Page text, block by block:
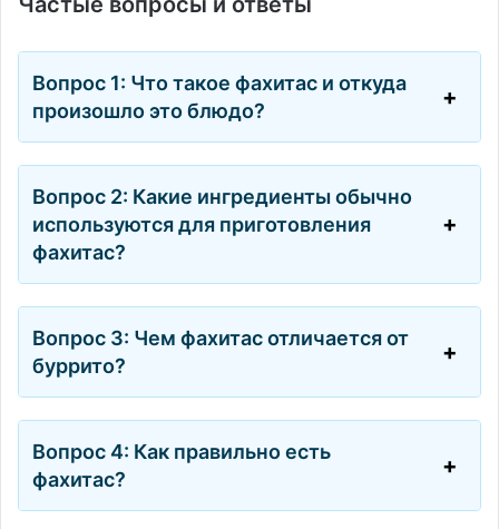
Вопрос 1: Что такое фахитас и откуда
произошло это блюдо?
Вопрос 2: Какие ингредиенты обычно
используются для приготовления
фахитас?
Вопрос 3: Чем фахитас отличается от
буррито?
Вопрос 4: Как правильно есть
фахитас?